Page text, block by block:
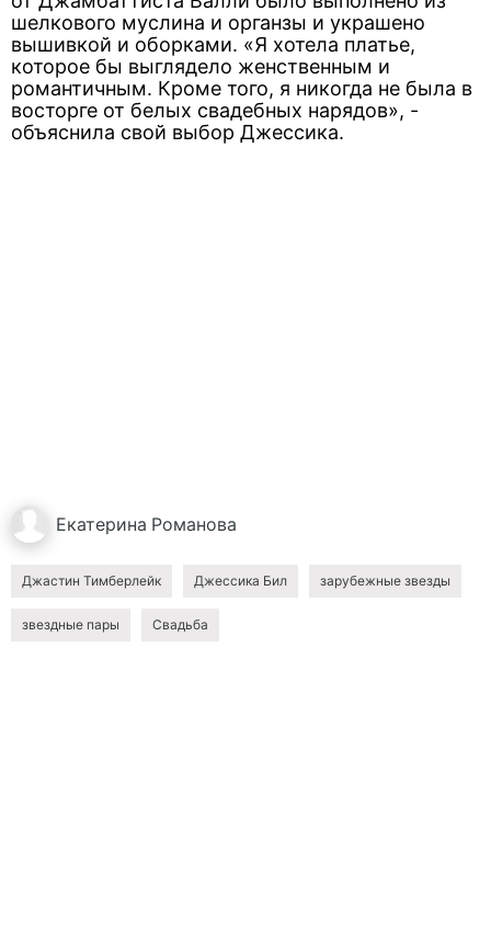
шелкового муслина и органзы и украшено
вышивкой и оборками. «Я хотела платье,
которое бы выглядело женственным и
романтичным. Кроме того, я никогда не была в
восторге от белых свадебных нарядов», -
объяснила свой выбор Джессика.
Екатерина Романова
Джастин Тимберлейк Джессика Бил зарубежные звезды
звездные пары Свадьба